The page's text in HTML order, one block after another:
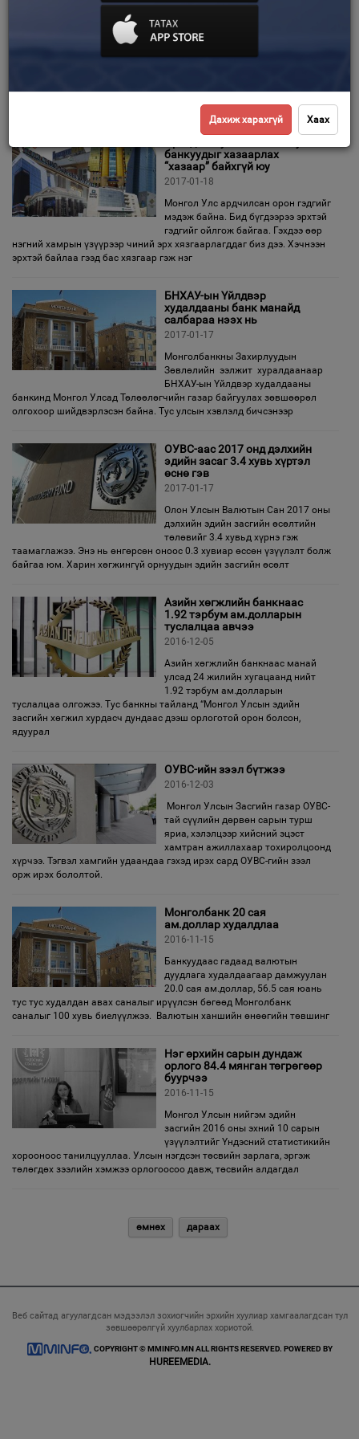
2017-02-01
эзэмшиж байсан 49 хувийн энгийн хувьцааг “Монголиан Коппер
Корпорейшн” ХХК худалдан авсантай холбоотойгоор
банкуудыг хазаарлах
“хазаар” байхгүй юу
2017-01-18
Монгол Улс ардчилсан орон гэдгийг
мэдэж байна. Бид бүгдээрээ эрхтэй
гэдгийг ойлгож байгаа. Гэхдээ өөр
нэгний хамрын үзүүрээр чиний эрх хязгаарлагддаг биз дээ. Хэчнээн
эрхтэй байлаа гээд бас хязгаар гэж нэг
БНХАУ-ын Үйлдвэр
худалдааны банк манайд
салбараа нээх нь
2017-01-17
Монголбанкны Захирлуудын
Зөвлөлийн ээлжит хуралдаанаар
БНХАУ-ын Үйлдвэр худалдааны
банкинд Монгол Улсад Төлөөлөгчийн газар байгуулах зөвшөөрөл
олгохоор шийдвэрлэсэн байна. Тус улсын хэвлэлд бичсэнээр
ОУВС-аас 2017 онд дэлхийн
эдийн засаг 3.4 хувь хүртэл
өснө гэв
2017-01-17
Олон Улсын Валютын Сан 2017 оны
дэлхийн эдийн засгийн өсөлтийн
төлөвийг 3.4 хувьд хүрнэ гэж
таамаглажээ. Энэ нь өнгөрсөн оноос 0.3 хувиар өссөн үзүүлэлт болж
байгаа юм. Харин хөгжингүй орнуудын эдийн засгийн өсөлт
Азийн хөгжлийн банкнаас
1.92 тэрбум ам.долларын
туслалцаа авчээ
2016-12-05
Азийн хөгжлийн банкнаас манай
улсад 24 жилийн хугацаанд нийт
1.92 тэрбум ам.долларын
туслалцаа олгожээ. Тус банкны тайланд “Монгол Улсын эдийн
засгийн хөгжил хурдасч дундаас дээш орлоготой орон болсон,
ядуурал
ОУВС-ийн зээл бүтжээ
2016-12-03
Монгол Улсын Засгийн газар ОУВС-
тай сүүлийн дөрвөн сарын турш
яриа, хэлэлцээр хийсний эцэст
хамтран ажиллахаар тохиролцоонд
хүрчээ. Тэгвэл хамгийн удаандаа гэхэд ирэх сард ОУВС-гийн зээл
орж ирэх бололтой.
Монголбанк 20 сая
ам.доллар худалдлаа
2016-11-15
Банкуудаас гадаад валютын
дуудлага худалдаагаар дамжуулан
20.0 сая ам.доллар, 56.5 сая юань
тус тус худалдан авах саналыг ирүүлсэн бөгөөд Монголбанк
саналыг 100 хувь биелүүлжээ. Валютын ханшийн өнөөгийн төвшинг
Нэг өрхийн сарын дундаж
орлого 84.4 мянган төгрөгөөр
буурчээ
2016-11-15
Монгол Улсын нийгэм эдийн
засгийн 2016 оны эхний 10 сарын
үзүүлэлтийг Үндэсний статистикийн
хорооноос танилцууллаа. Улсын нэгдсэн төсвийн зарлага, эргэж
төлөгдөх зээлийн хэмжээ орлогоосоо давж, төсвийн алдагдал
өмнөх дараах
Веб сайтад агуулагдсан мэдээлэл зохиогчийн эрхийн хуулиар хамгаалагдсан тул
зөвшөөрөлгүй хуулбарлах хориотой.
COPYRIGHT © MMINFO.MN ALL RIGHTS RESERVED. POWERED BY
HUREEMEDIA.
Дахиж харахгүй Хаах